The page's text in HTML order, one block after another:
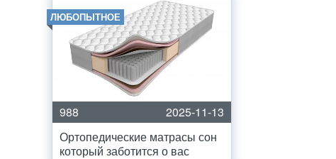
ЛЮБОПЫТНОЕ
988
2025-11-13
Ортопедические матрасы сон
который заботится о вас